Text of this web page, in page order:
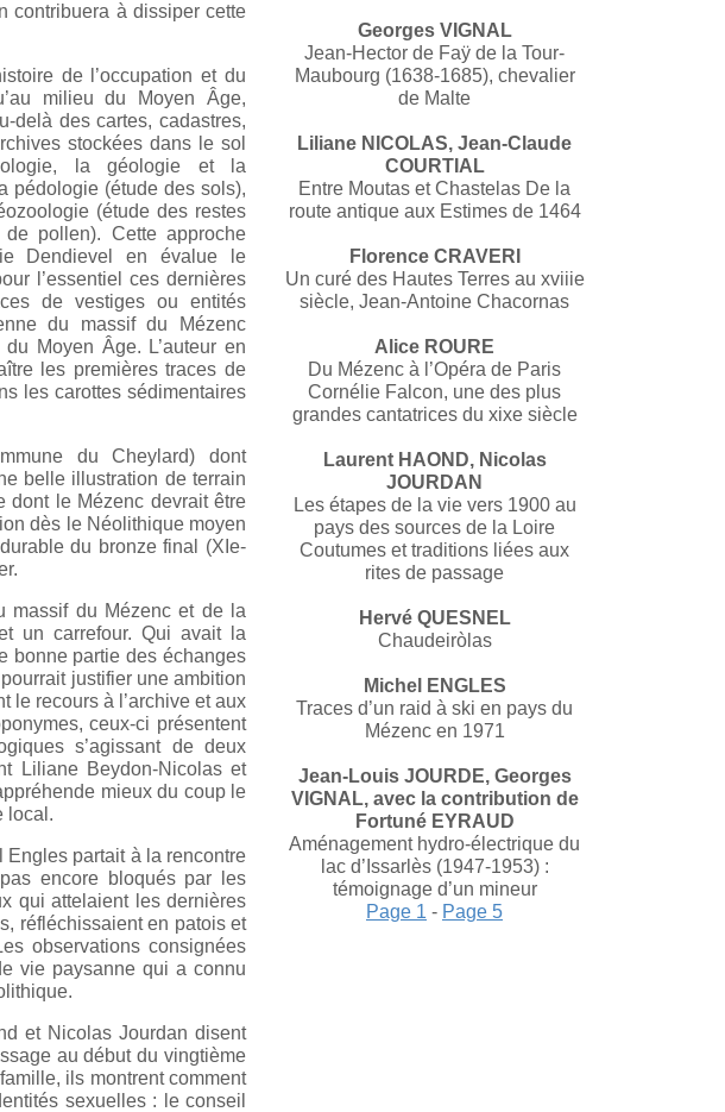
contribuera à dissiper cette
de l’occupation et du
milieu du Moyen Âge,
delà des cartes, cadastres,
stockées dans le sol
la géologie et la
pédologie (étude des sols),
(étude des restes
pollen). Cette approche
Dendievel en évalue le
l’essentiel ces dernières
de vestiges ou entités
du massif du Mézenc
Moyen Âge. L’auteur en
les premières traces de
les carottes sédimentaires
du Cheylard) dont
belle illustration de terrain
dont le Mézenc devrait être
dès le Néolithique moyen
du bronze final (XIe-
massif du Mézenc et de la
un carrefour. Qui avait la
bonne partie des échanges
justifier une ambition
le recours à l’archive et aux
ceux-ci présentent
s’agissant de deux
Liliane Beydon-Nicolas et
mieux du coup le
local.
Engles partait à la rencontre
encore bloqués par les
qui attelaient les dernières
réfléchissaient en patois et
observations consignées
vie paysanne qui a connu
et Nicolas Jourdan disent
au début du vingtième
ils montrent comment
sexuelles : le conseil
Georges VIGNAL
Jean-Hector de Faÿ de la Tour-
Maubourg (1638-1685), chevalier
de Malte
Liliane NICOLAS, Jean-Claude
COURTIAL
Entre Moutas et Chastelas De la
route antique aux Estimes de 1464
Florence CRAVERI
Un curé des Hautes Terres au xviiie
siècle, Jean-Antoine Chacornas
Alice ROURE
Du Mézenc à l’Opéra de Paris
Cornélie Falcon, une des plus
grandes cantatrices du xixe siècle
Laurent HAOND, Nicolas
JOURDAN
Les étapes de la vie vers 1900 au
pays des sources de la Loire
Coutumes et traditions liées aux
rites de passage
Hervé QUESNEL
Chaudeiròlas
Michel ENGLES
Traces d’un raid à ski en pays du
Mézenc en 1971
Jean-Louis JOURDE, Georges
VIGNAL, avec la contribution de
Fortuné EYRAUD
Aménagement hydro-électrique du
lac d’Issarlès (1947-1953) :
témoignage d’un mineur
Page 1 - Page 5